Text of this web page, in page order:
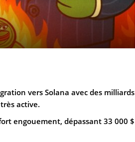
vers Solana avec des milliards
active.
engouement, dépassant 33 000 $